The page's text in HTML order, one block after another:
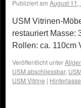
Publiziert am August 11,
USM Vitrinen-
restauriert Masse:
Rollen: ca. 110cm
Veröffentlicht unter
USM abschliessbar,
USM Vitrine |